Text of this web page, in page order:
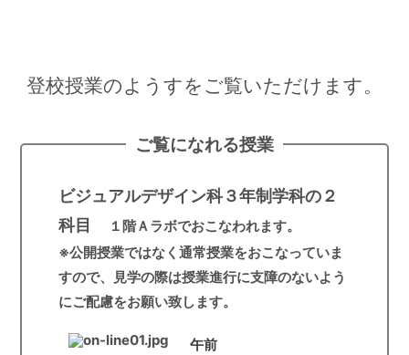
登校授業のようすをご覧いただけます。
ご覧になれる授業
ビジュアルデザイン科３年制学科の２
科目
１階Ａラボでおこなわれます。
※公開授業ではなく通常授業をおこなっていま
すので、見学の際は授業進行に支障のないよう
にご配慮をお願い致します。
午前